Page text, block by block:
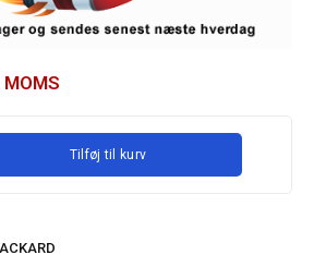
MOMS
Tilføj til kurv